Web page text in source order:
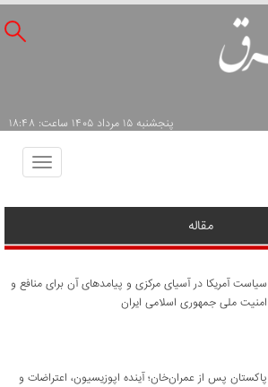
پنجشنبه ۱۵ مرداد ۱۴۰۵ ساعت: ۱۸:۴۸
Toggle
مقاله
سیاست آمریکا در آسیای مرکزی و پیامدهای آن برای منافع و
امنیت ملی جمهوری اسلامی ایران
پاکستان پس از عمران‌خان؛ آینده اپوزیسیون، اعتراضات و